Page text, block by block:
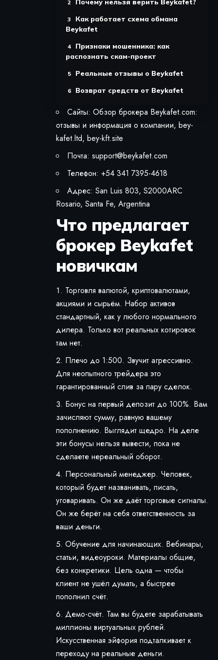
Почему нельзя верить Beykafet?
Как работает схема обмана
Beykafet
Признаки мошенника: как
распознать скам-проект
Реальные отзывы о Beykafet
Возврат средств от Beykafet
Сайты: Обзор брокера Beykafet.com:
отзывы и информация о компании, bey-
kafet.ltd, bey-kft.site
Почта: support@beykafet.com
Телефон: +54 341 7395-4618
Адрес: San Luis 803, S2000ARC
Rosario, Santa Fe, Argentina
Что предлагает
брокер Beykafet
новичкам
Торговля валютой, криптовалютами,
акциями и сырьём. Набор активов
стандартный, как у любого нормального
дилера. Только вот реальных котировок
там нет.
Плечо до 1:500. Звучит агрессивно.
Для неопытного трейдера это
гарантированный слив за пару сделок.
Бонус на первый депозит до 100%. Вам
зачисляют сумму, равную вашему
пополнению. Выглядит щедро. На деле
эти бонусы нельзя вывести, пока не
сделаете нереальный оборот.
Персональный менеджер. Человек,
который будет названивать, писать,
уговаривать. Он же даёт торговые сигналы.
Он же берёт на себя ответственность за
ваши деньги.
Обучение для начинающих. Вебинары,
статьи, видеоуроки. Материалы общие,
без конкретики. Цель одна — чтобы
клиент не ушёл думать, а быстрее
пополнил счёт.
Демо-счёт. Там вы будете зарабатывать
миллионы виртуальных рублей.
Искусственная эйфория подталкивает к
переходу на реальные деньги.